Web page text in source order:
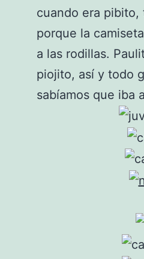
cuando era pibito,
porque la
a las rodillas.
piojito, así y todo
sabíamos que iba